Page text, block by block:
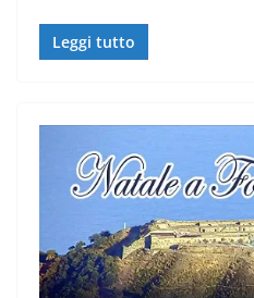
Leggi tutto